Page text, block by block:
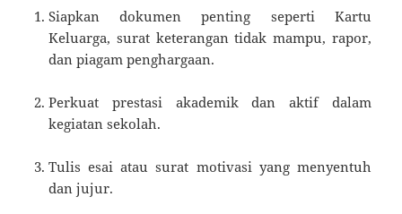
Siapkan dokumen penting seperti Kartu
Keluarga, surat keterangan tidak mampu, rapor,
dan piagam penghargaan.
Perkuat prestasi akademik dan aktif dalam
kegiatan sekolah.
Tulis esai atau surat motivasi yang menyentuh
dan jujur.